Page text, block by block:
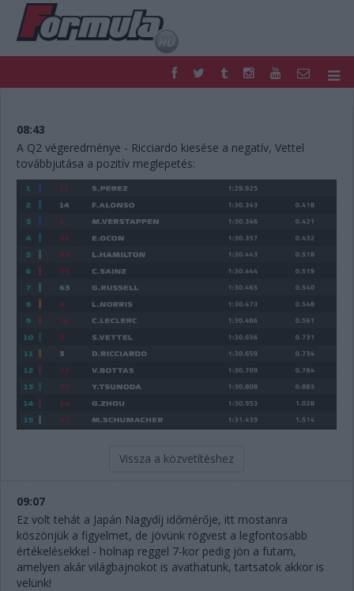
FORMULA
NEMZETKÖZI
HAZAI
RETRO
EGYÉB
PODCAST
LIVE
TIPPJÁTÉK
DIGITÁLIS MAGAZIN
PONTÁLLÁSOK
VERSENYNAPTÁRAK
08:43
A Q2 végeredménye - Ricciardo kiesése a negatív, Vettel
továbbjutása a pozitív meglepetés:
Vissza a közvetítéshez
09:07
Ez volt tehát a Japán Nagydíj időmérője, itt mostanra
köszönjük a figyelmet, de jövünk rögvest a legfontosabb
értékelésekkel - holnap reggel 7-kor pedig jön a futam,
amelyen akár világbajnokot is avathatunk, tartsatok akkor is
velünk!